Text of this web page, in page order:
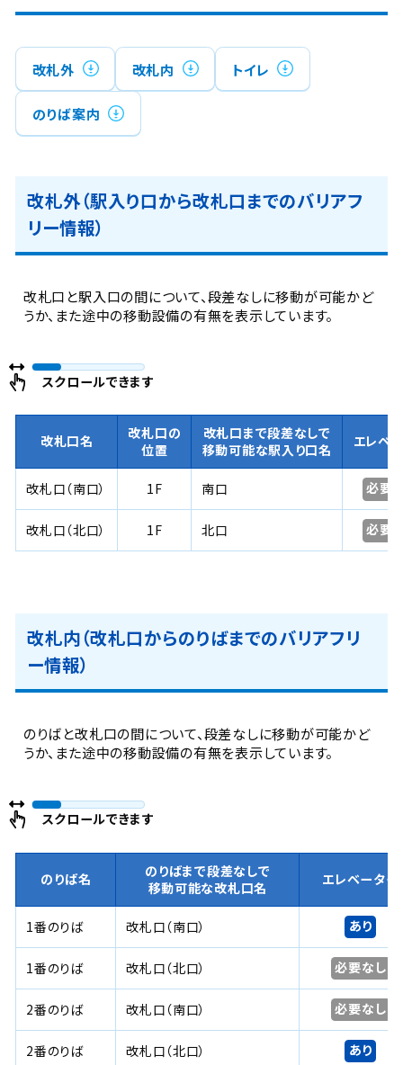
改札外 改札内 トイレ
のりば案内
改札外（駅入り口から改札口までのバリアフ
リー情報）
改札口と駅入口の間について、段差なしに移動が可能かど
うか、また途中の移動設備の有無を表示しています。
スクロールできます
改札口名
改札口の
位置
改札口まで段差なしで
移動可能な駅入り口名
エレベ
改札口（南口） 1F 南口 必要
改札口（北口） 1F 北口 必要
改札内（改札口からのりばまでのバリアフリ
ー情報）
のりばと改札口の間について、段差なしに移動が可能かど
うか、また途中の移動設備の有無を表示しています。
スクロールできます
のりば名
のりばまで段差なしで
移動可能な改札口名
エレベーター
1番のりば 改札口（南口） あり
1番のりば 改札口（北口） 必要なし
2番のりば 改札口（南口） 必要なし
2番のりば 改札口（北口） あり